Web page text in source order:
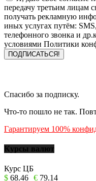
передачу третьим лицам
получать рекламную
иных услугах путём:
телефонного звонка и
условиями Политики
Спасибо за подписку.
Что-то пошло не так.
Гарантируем 100%
Курсы валют
Курс ЦБ
$ 68.46 € 79.14